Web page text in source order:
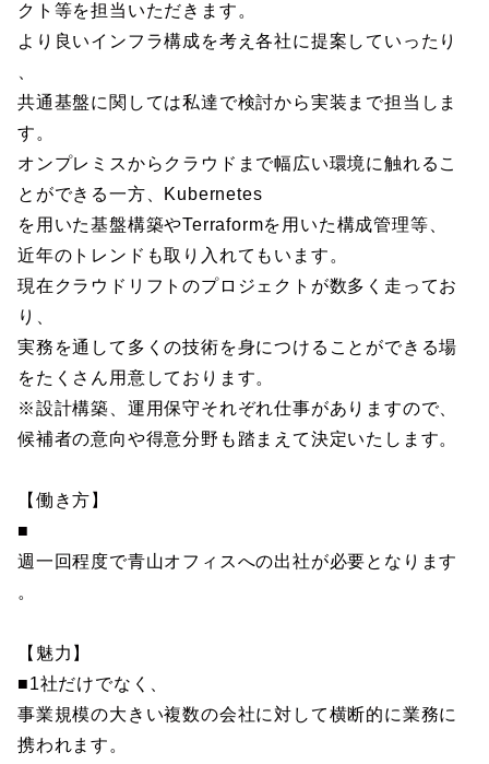
クト等を担当いただきます。
より良いインフラ構成を考え各社に提案していったり
共通基盤に関しては私達で検討から実装まで担当しま
す。
オンプレミスからクラウドまで幅広い環境に触れるこ
とができる一方、Kubernetes
を用いた基盤構築やTerraformを用いた構成管理等、
近年のトレンドも取り入れてもいます。
現在クラウドリフトのプロジェクトが数多く走ってお
り、
実務を通して多くの技術を身につけることができる場
をたくさん用意しております。
※設計構築、運用保守それぞれ仕事がありますので、
候補者の意向や得意分野も踏まえて決定いたします。
【働き方】
■
週一回程度で青山オフィスへの出社が必要となります
。
【魅力】
■1社だけでなく、
事業規模の大きい複数の会社に対して横断的に業務に
携われます。